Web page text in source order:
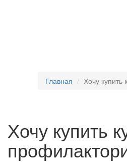
Главная Хочу купить
Хочу купить